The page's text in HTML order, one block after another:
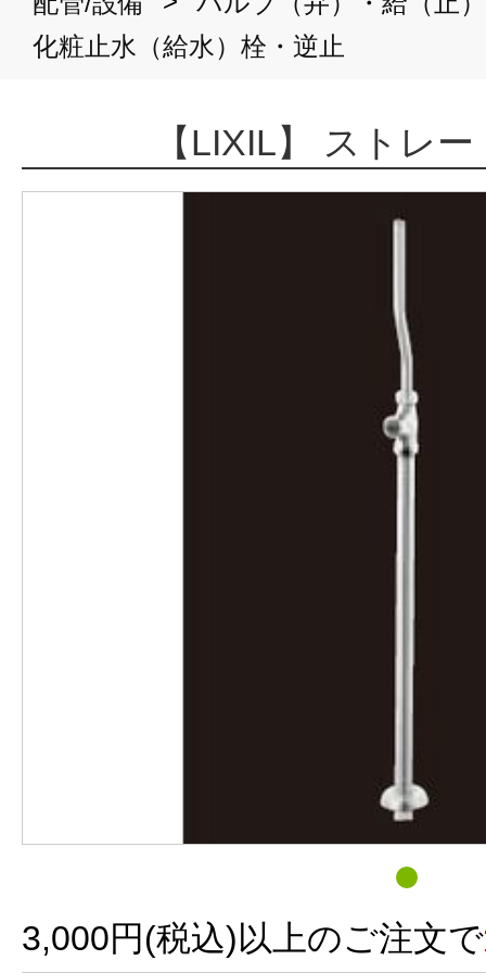
化粧止水（給水）栓・逆止
【LIXIL】 ストレ
3,000円(税込)以上のご注文で